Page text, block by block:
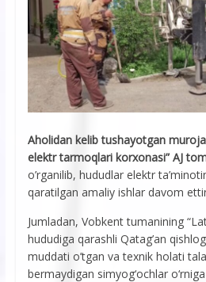
Aholidan kelib tushayotgan
elektr tarmoqlari korxonasi” AJ
o’rganilib, hududlar elektr
qaratilgan amaliy ishlar davom
Jumladan, Vobkent tumanining
hududiga qarashli Qatag’an
muddati o’tgan va texnik holati
bermaydigan simyog‘ochlar